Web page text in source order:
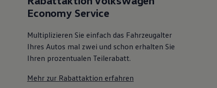
Economy Service
Multiplizieren Sie einfach das Fahrzeugalter
Ihres Autos mal zwei und schon erhalten Sie
Ihren prozentualen Teilerabatt.
Mehr zur Rabattaktion erfahren